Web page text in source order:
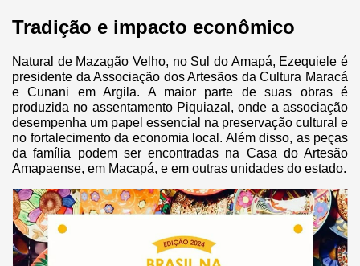
Tradição e impacto econômico
Natural de Mazagão Velho, no Sul do Amapá, Ezequiele é
presidente da Associação dos Artesãos da Cultura Maracá
e Cunani em Argila. A maior parte de suas obras é
produzida no assentamento Piquiazal, onde a associação
desempenha um papel essencial na preservação cultural e
no fortalecimento da economia local. Além disso, as peças
da família podem ser encontradas na Casa do Artesão
Amapaense, em Macapá, e em outras unidades do estado.